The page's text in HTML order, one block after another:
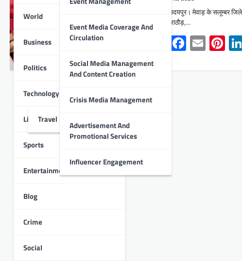
World
Business
Politics
Technology
Lifestyle
Travel
Sports
Entertainment
Blog
Crime
Social
Event Media Coverage And
Circulation
Social Media Management
And Content Creation
Crisis Media Management
Advertisement And
Promotional Services
Influencer Engagement
सलूम्बर/उदयपुर। मेवाड़ के सलूम्बर
कल्लाजी राठौड़,…
WhatsApp
Email